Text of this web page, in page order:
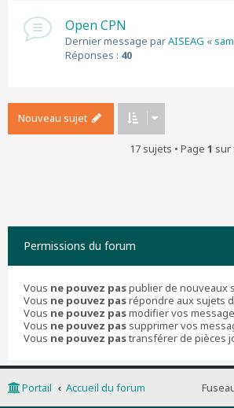
Open CPN
Dernier message parAISEAG «
Réponses : 40
Nouveau sujet
17 sujets • Page 1 sur
Permissions du forum
Vous ne pouvez paspublier de nouveaux
Vous ne pouvez pasrépondre aux sujets
Vous ne pouvez pasmodifier vos
Vous ne pouvez pas supprimer vos
Vous ne pouvez pastransférer de pièces
Portail Accueil du forum